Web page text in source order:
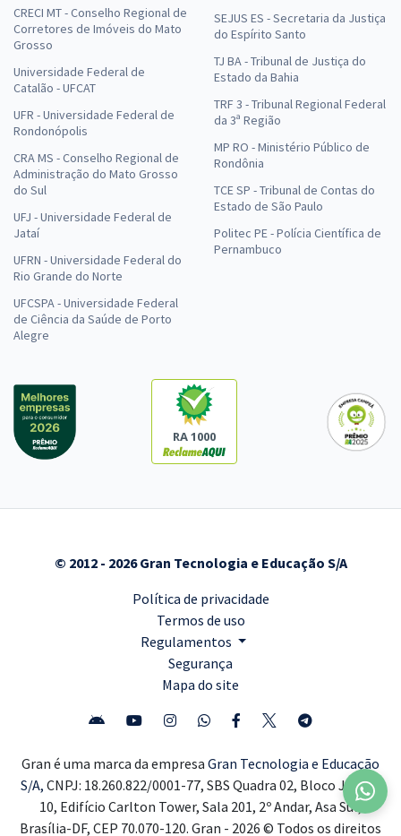
CRECI MT - Conselho Regional de
Corretores de Imóveis do Mato
Grosso
Universidade Federal de
Catalão - UFCAT
UFR - Universidade Federal de
Rondonópolis
CRA MS - Conselho Regional de
Administração do Mato Grosso
do Sul
UFJ - Universidade Federal de
Jataí
UFRN - Universidade Federal do
Rio Grande do Norte
UFCSPA - Universidade Federal
de Ciência da Saúde de Porto
Alegre
SEJUS ES - Secretaria da Justiça
do Espírito Santo
TJ BA - Tribunal de Justiça do
Estado da Bahia
TRF 3 - Tribunal Regional Federal
da 3ª Região
MP RO - Ministério Público de
Rondônia
TCE SP - Tribunal de Contas do
Estado de São Paulo
Politec PE - Polícia Científica de
Pernambuco
RA 1000
© 2012 - 2026 Gran Tecnologia e Educação S/A
Política de privacidade
Termos de uso
Regulamentos
Segurança
Mapa do site
Gran é uma marca da empresa Gran Tecnologia e Educação
S/A, CNPJ: 18.260.822/0001-77, SBS Quadra 02, Bloco J, Lote
10, Edifício Carlton Tower, Sala 201, 2º Andar, Asa Sul,
Brasília-DF, CEP 70.070-120. Gran - 2026 © Todos os direitos